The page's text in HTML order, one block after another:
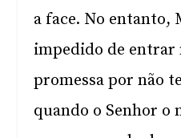
a face. No entanto,
impedido de entrar
promessa por não
quando o Senhor o